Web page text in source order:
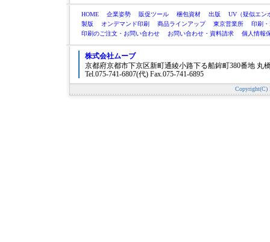
HOME 企業姿勢 販促ツール 梱包資材 出版
UV（疑似エン
製版
オンデマンド印刷 商品ラインアップ 東京営業所
印刷
印刷のご注文・お問い合わせ
お問い合わせ・資料請求 個人情報
株式会社ムーブ
京都府京都市下京区新町通綾小路下る船鉾町380番地
Tel.075-741-6807(代) Fax.075-741-6895
Copyright(C)